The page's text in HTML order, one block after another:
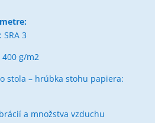
3
g/m2
stola – hrúbka stohu papiera:
a množstva vzduchu